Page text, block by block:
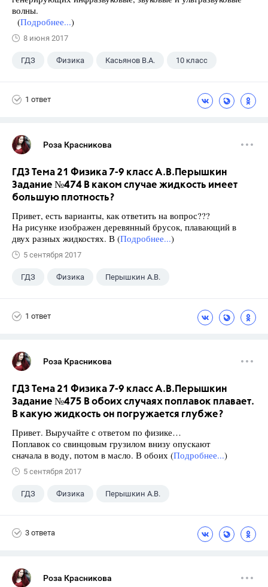
волны.
(Подробнее...)
8 июня 2017
ГДЗ Физика Касьянов В.А. 10 класс
1 ответ
Роза Красникова
ГДЗ Тема 21 Физика 7-9 класс А.В.Перышкин
Задание №474 В каком случае жидкость имеет
большую плотность?
Привет, есть варианты, как ответить на вопрос???
На рисунке изображен деревянный брусок, плавающий в
двух разных жидкостях. В (Подробнее...)
5 сентября 2017
ГДЗ Физика Перышкин А.В.
1 ответ
Роза Красникова
ГДЗ Тема 21 Физика 7-9 класс А.В.Перышкин
Задание №475 В обоих случаях поплавок плавает.
В какую жидкость он погружается глубже?
Привет. Выручайте с ответом по физике…
Поплавок со свинцовым грузилом внизу опускают
сначала в воду, потом в масло. В обоих (Подробнее...)
5 сентября 2017
ГДЗ Физика Перышкин А.В.
3 ответа
Роза Красникова